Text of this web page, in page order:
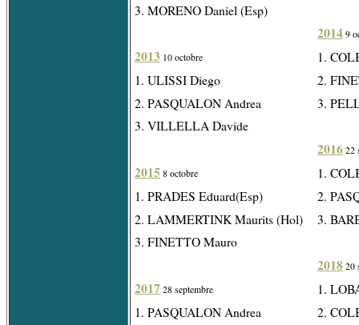
3. MORENO Daniel (Esp)
2013 10 octobre
1. ULISSI Diego
2. PASQUALON Andrea
3. VILLELLA Davide
2015 8 octobre
1. PRADES Eduard(Esp)
2. LAMMERTINK Maurits (Hol)
3. FINETTO Mauro
2017 28 septembre
1. PASQUALON Andrea
2014 9
1.
2.
3.
2016 22
1.
2.
3.
2018 20
1.
2.